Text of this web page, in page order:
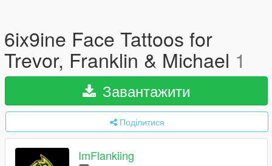
6ix9ine Face Tattoos for
Trevor, Franklin & Michael 1
Завантажити
Поділитися
ImFlankiing